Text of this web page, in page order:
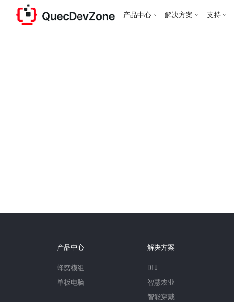
产品中心 解决方案 支持
产品中心
蜂窝模组
单板电脑
解决方案
DTU
智慧农业
智能穿戴